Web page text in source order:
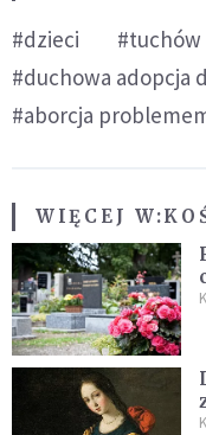
#dzieci #tuchów
#duchowa adopcja
#aborcja
WIĘCEJ W: